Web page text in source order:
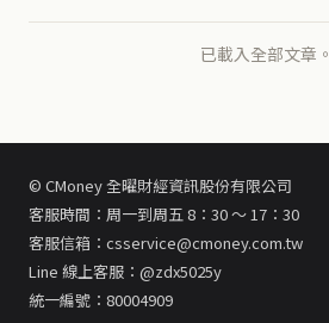
已載入全部文章。
© CMoney 全曜財經資訊股份有限公司
客服時間：周一到周五 8：30 ～ 17：30
客服信箱：csservice@cmoney.com.tw
Line 線上客服：@zdx5025y
統一編號：80004909